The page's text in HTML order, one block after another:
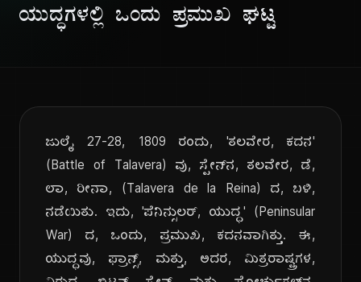
ಯುದ್ಧಗಳಲ್ಲಿ ಒಂದು ಪ್ರಮುಖ ಘಟ್ಟ
ಜುಲೈ 27-28, 1809 ರಂದು, 'ತಲವೇರ, ಕದನ'
(Battle of Talavera) ವು, ಸ್ಪೇನ್‌ನ, ತಲವೇರ, ಡೆ,
ಲಾ, ರೀನಾ, (Talavera de la Reina) ದ, ಬಳಿ,
ನಡೆಯಿತು. ಇದು, 'ಪೆನಿನ್ಸುಲರ್, ಯುದ್ಧ' (Peninsular
War) ದ, ಒಂದು, ಪ್ರಮುಖ, ಕದನವಾಗಿತ್ತು. ಈ,
ಯುದ್ಧವು, ಫ್ರಾನ್ಸ್, ಮತ್ತು, ಅದರ, ಮಿತ್ರರಾಷ್ಟ್ರಗಳ,